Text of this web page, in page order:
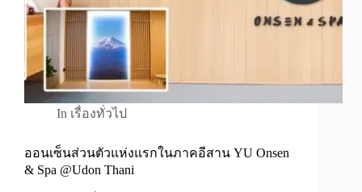
In เรื่องทั่วไป
ออนเซ็นส่วนตัวแห่งแรกในภาคอีสาน YU Onsen
& Spa @Udon Thani